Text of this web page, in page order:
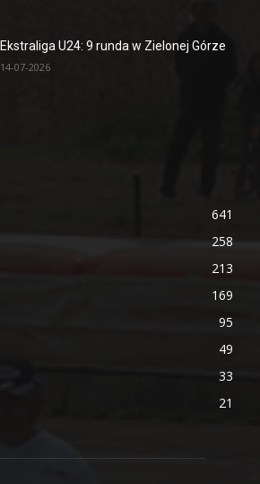
Ekstraliga U24: 9 runda w Zielonej Górze
14-07-2026
641
258
213
169
95
49
33
21